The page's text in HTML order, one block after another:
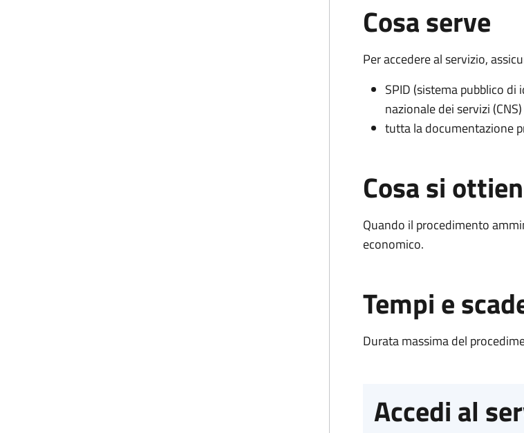
Cosa serve
Per accedere al servizio,
SPID (sistema pubblico di
nazionale dei servizi (CNS)
tutta la documentazione
Cosa si
Quando il procedimento
economico.
Tempi e
Durata massima del
Accedi al